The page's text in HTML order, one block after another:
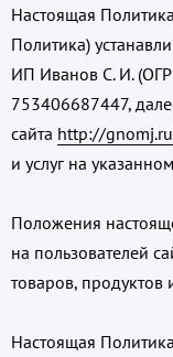
Настоящая
Политика)
ИП Иванов С. И.
753406687447,
сайта http://gnomj.ru
и услуг на
Положения
на пользователей
товаров, продуктов
Настоящая